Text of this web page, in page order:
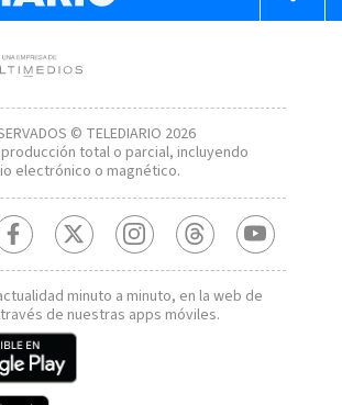
© TELEDIARIO 2026
total o parcial, incluyendo
electrónico o magnético.
minuto a minuto, en la web de
de nuestras apps móviles.